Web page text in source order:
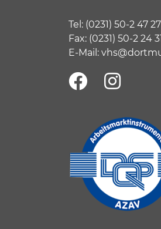
Tel: (0231) 50-2 47 27
Fax: (0231) 50-2 24
E-Mail: